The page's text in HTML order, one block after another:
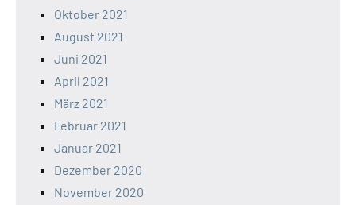
Oktober 2021
August 2021
Juni 2021
April 2021
März 2021
Februar 2021
Januar 2021
Dezember 2020
November 2020